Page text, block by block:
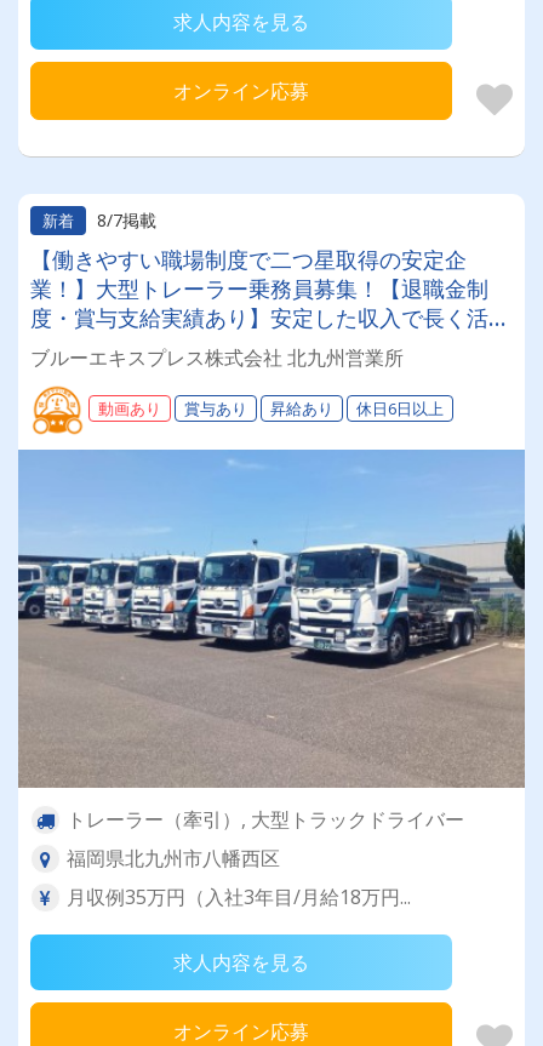
求人内容を見る
オンライン応募
新着 8/7掲載
【働きやすい職場制度で二つ星取得の安定企
業！】大型トレーラー乗務員募集！【退職金制
度・賞与支給実績あり】安定した収入で長く活躍
できる環境です◎運行管理も徹底！無理な運行は
無く、週休二日制でしっかり休める♪
ブルーエキスプレス株式会社 北九州営業所
動画あり 賞与あり 昇給あり 休日6日以上
トレーラー（牽引）, 大型トラックドライバー
福岡県北九州市八幡西区
月収例35万円（入社3年目/月給18万円...
求人内容を見る
オンライン応募